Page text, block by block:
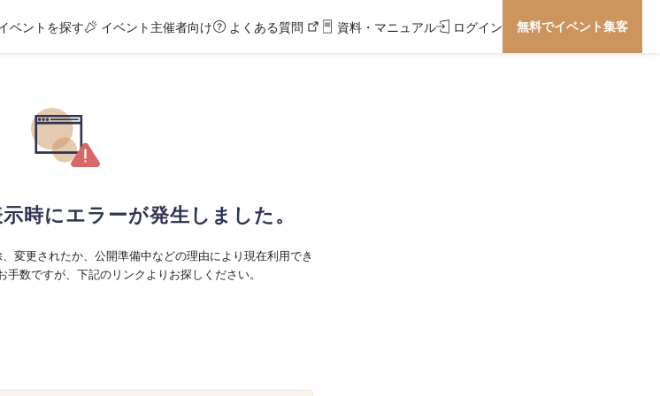
ベントを探す イベント主催者向け よくある質問 資料・マニュアル ログイン 無料でイベント集客
時にエラーが発生しました。
変更されたか、公開準備中などの理由により現在利用でき
手数ですが、下記のリンクよりお探しください。